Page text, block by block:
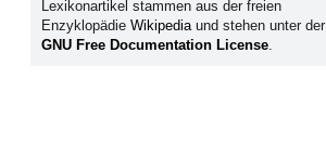
Lexikonartikel stammen aus der freien
Enzyklopädie Wikipediaund stehen unter der
GNU Free Documentation License.